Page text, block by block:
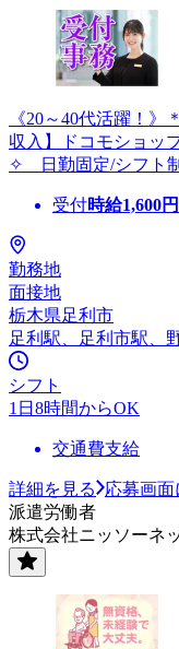
《20～40代活躍！
収入】ドコモショ
✧ 日勤固定/シフト
受付時給1,600
勤務地
面接地
栃木県足利市
足利駅、足利市駅、
シフト
1日8時間からOK
交通費支給
詳細を見る
応募画面
派遣労働者
株式会社ニッソーネ